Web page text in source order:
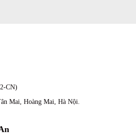
CN)
Mai, Hoàng Mai, Hà Nội.